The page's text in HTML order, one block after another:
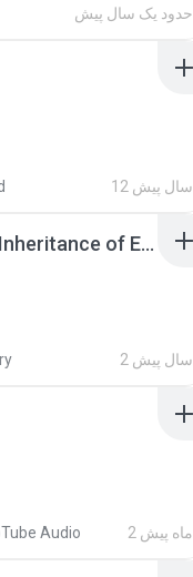
حدود یک سال پیش
12 سال پیش
Wrath & Glory - Aeldari - Inheritance of Embers.pdf
2 سال پیش
Audio 2 ماه پیش